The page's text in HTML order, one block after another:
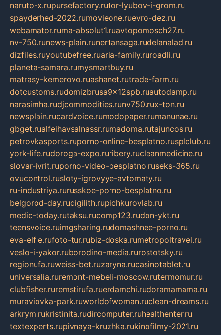
naruto-x.rupursefactory.rutor-lyubov-i-grom.ru
spayderhed-2022.rumovieone.ruevro-dez.ru
webamator.ruma-absolut1.ruavtopomosch27.ru
nv-750.runews-plain.runertansaga.rudelanalad.ru
dizfiles.ruyoutubefree.ruaria-family.ruroadli.ru
planeta-samara.rumysmartbuy.ru
matrasy-kemerovo.ruashanet.rutrade-farm.ru
dotcustoms.rudomizbrusa9x12spb.ruautodamp.ru
narasimha.rudjcommodities.runv750.rux-ton.ru
newsplain.rucardvoice.rumodopaper.rumanunae.ru
gbget.rualfeihavsalnassr.rumadoma.rutajuncos.ru
petrovkasports.ruporno-online-besplatno.rusplclub.ru
york-life.rudoroga-expo.ruribery.rucleanmedicine.ru
slovar-ivrit.ruporno-video-besplatno.ruseks-365.ru
ovucontrol.rusloty-igrovyye-avtomaty.ru
ru-industriya.rurusskoe-porno-besplatno.ru
belgorod-day.rudigilith.rupichkurovlab.ru
medic-today.rutaksu.rucomp123.rudon-ykt.ru
teensvoice.ruimgsharing.rudomashnee-porno.ru
eva-elfie.rufoto-tur.rubiz-doska.rumetropoltravel.ru
veslo-i-yakor.ruborodino-media.rurostotsky.ru
regionufa.ruweiss-bet.ruzaryna.rucasinotablet.ru
universalia.ruremont-mebeli-moscow.rutermomur.ru
clubfisher.ruremstirufa.ruerdamchi.rudoramamama.ru
muraviovka-park.ruworldofwoman.ruclean-dreams.ru
arkrym.rukristinita.rudircomputer.ruhealthenter.ru
textexperts.rupivnaya-kruzhka.rukinofilmy-2021.ru